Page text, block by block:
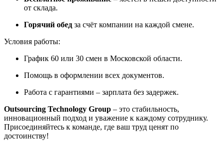
от склада.
Горячий обед за счёт компании на каждой смене.
Условия работы:
График 60 или 30 смен в Московской области.
Помощь в оформлении всех документов.
Работа с гарантиями – зарплата без задержек.
Outsourcing Technology Group – это стабильность,
инновационный подход и уважение к каждому сотруднику.
Присоединяйтесь к команде, где ваш труд ценят по
достоинству!